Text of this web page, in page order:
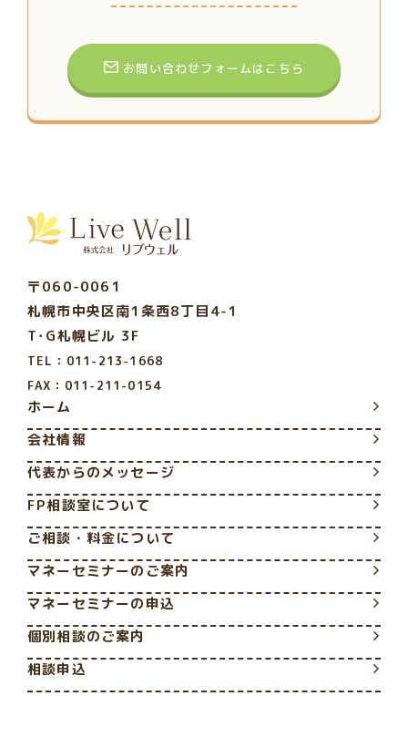
お問い合わせフォームはこちら
〒060-0061
札幌市中央区南1条西8丁目4-1
T･G札幌ビル 3F
TEL：011-213-1668
FAX：011-211-0154
ホーム
会社情報
代表からのメッセージ
FP相談室について
ご相談・料金について
マネーセミナーのご案内
マネーセミナーの申込
個別相談のご案内
相談申込